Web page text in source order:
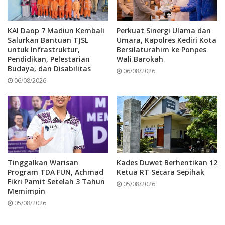
tersebut sebelumnya pernah melakukan
pelanggaran di wilayah lain.
“Sopir diamankan dan barang bukti bus ditahan
di Mako Satlantas Polres Kediri Kota. Bus
pernah ditilang di Jombang karena melanggar
marka,” tambah AKP Afandy. tam
Tags kecelakaan Satlantas Polres Kediri kota
KAI Daop 7 Madiun Kembali
Salurkan Bantuan TJSL
untuk Infrastruktur,
Pendidikan, Pelestarian
Budaya, dan Disabilitas
06/08/2026
Perkuat Sinergi Ulama dan
Umara, Kapolres Kediri Kota
Bersilaturahim ke Ponpes
Wali Barokah
06/08/2026
Tinggalkan Warisan
Program TDA FUN, Achmad
Fikri Pamit Setelah 3 Tahun
Memimpin
05/08/2026
Kades Duwet Berhentikan 12
Ketua RT Secara Sepihak
05/08/2026